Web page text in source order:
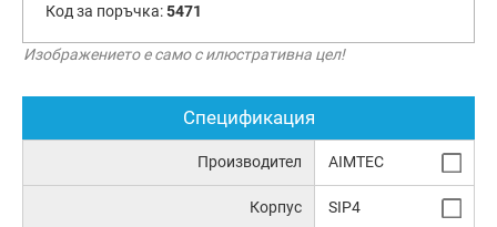
Код за поръчка:5471
Изображението е само с илюстративна цел!
Спецификация
Производител AIMTEC
Корпус SIP4